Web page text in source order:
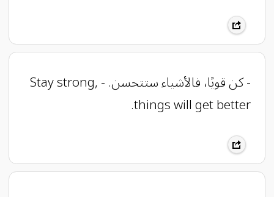
- كن قويًا، فالأشياء ستتحسن. - Stay strong,
things will get better.